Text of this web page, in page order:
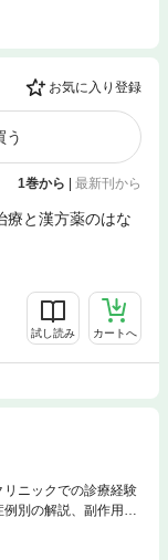
お気に入り登録
う
1巻から | 最新刊から
と漢方薬のはな
試し読み カートへ
ニックでの診療経験
別の解説、副作用や
交えながら漢方に対
のエビデンスや、西